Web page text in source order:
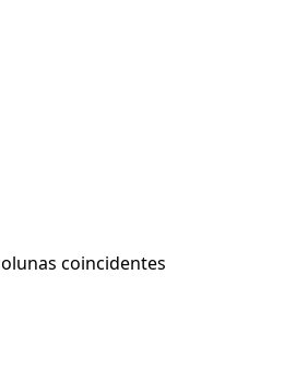
coincidentes